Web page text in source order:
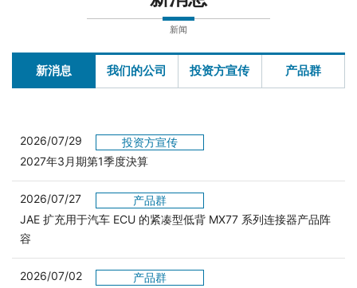
新闻
新消息 我们的公司 投资方宣传 产品群
2026/07/29
投资方宣传
2027年3月期第1季度決算
2026/07/27
产品群
JAE 扩充用于汽车 ECU 的紧凑型低背 MX77 系列连接器产品阵
容
2026/07/02
产品群